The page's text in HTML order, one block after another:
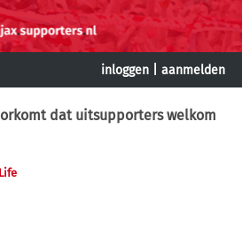
inloggen aanmelden
dat uitsupporters welkom